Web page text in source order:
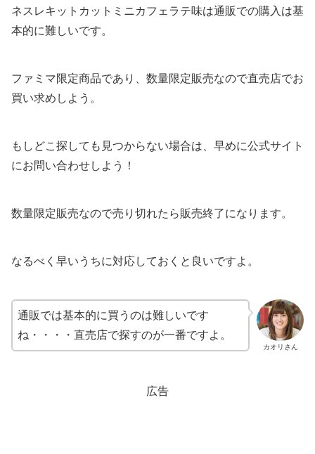
ネスレキットカットミニカフェラテ味は通販での購入は基
本的に難しいです。
ファミマ限定商品であり、数量限定販売なので直売店でお
買い求めしよう。
もしどこ探しても見つからない場合は、早めに公式サイト
にお問い合わせしよう！
数量限定販売なので売り切れたら販売終了になります。
なるべく早いうちに対応しておくと良いですよ。
カオリさん
通販では基本的に買うのは難しいです
ね・・・・直売店で探すのが一番ですよ。
広告